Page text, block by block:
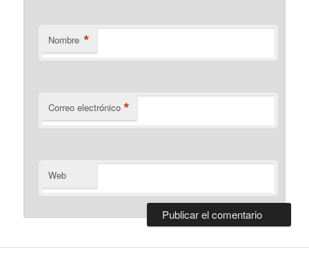
Nombre *
Correo electrónico *
Web